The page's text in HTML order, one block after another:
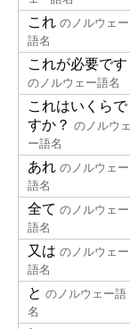
これ のノルウェー
語名
これが必要です
のノルウェー語名
これはいくらで
すか？ のノルウェ
ー語名
あれ のノルウェー
語名
全て のノルウェー
語名
又は のノルウェー
語名
と のノルウェー語
名